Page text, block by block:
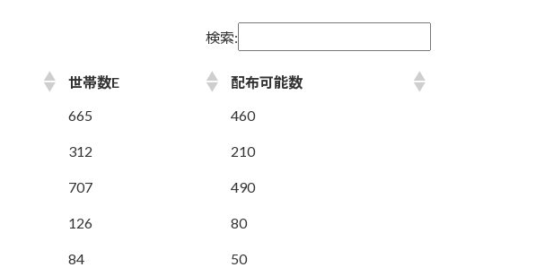
検索:
世帯数E 配布可能数
665 460
312 210
707 490
126 80
84 50